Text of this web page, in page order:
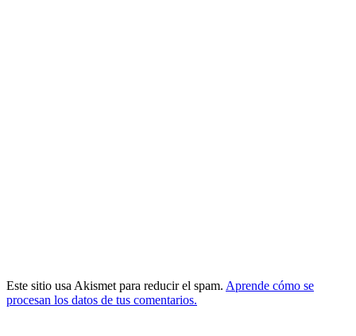
Este sitio usa Akismet para reducir el spam. Aprende cómo se
procesan los datos de tus comentarios.